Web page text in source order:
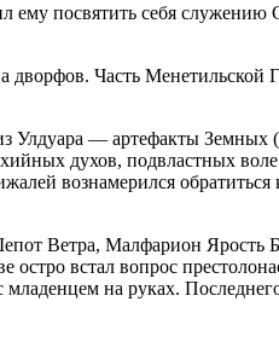
посвятить себя служению
Часть Менетильской
Улдуара — артефакты Земных
духов, подвластных
вознамерился обратиться
Ветра, Малфарион Ярость
встал вопрос
на руках.